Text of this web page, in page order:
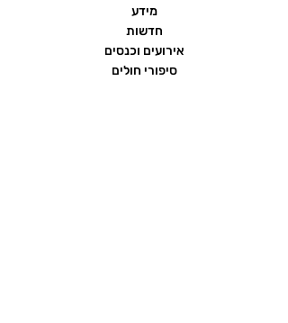
מידע
חדשות
אירועים וכנסים
סיפורי חולים